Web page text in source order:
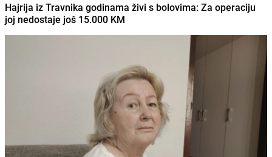
Hajrija iz Travnika godinama živi s bolovima: Za operaciju
joj nedostaje još 15.000 KM